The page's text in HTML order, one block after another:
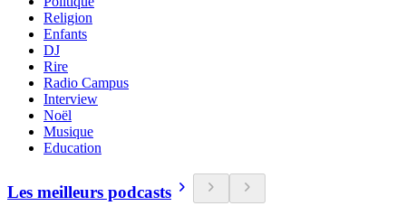
Religion
Enfants
DJ
Rire
Radio Campus
Interview
Noël
Musique
Education
Les meilleurs podcasts